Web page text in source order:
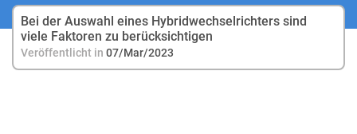
Bei der Auswahl eines Hybridwechselrichters sind
viele Faktoren zu berücksichtigen
Veröffentlicht in 07/Mar/2023